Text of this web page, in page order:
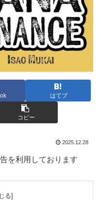
はてブ
コピー
2025.12.28
を利用しております